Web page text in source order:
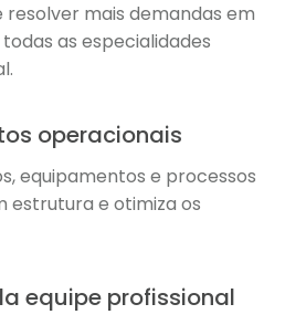
mais demandas em
as especialidades
operacionais
equipamentos e processos
estrutura e otimiza os
equipe profissional